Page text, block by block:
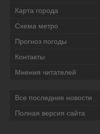
Карта города
Схема метро
Прогноз погоды
Контакты
Мнения читателей
Все последние новости
Полная версия сайта